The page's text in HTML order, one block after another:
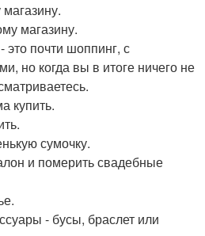
магазину.
это почти шоппинг, с
но когда вы в итоге ничего не
купить.
сумочку.
и померить свадебные
- бусы, браслет или